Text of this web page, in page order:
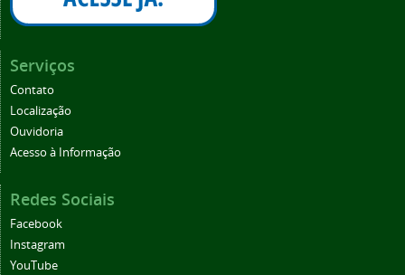
Serviços
Contato
Localização
Ouvidoria
Acesso à Informação
Redes Sociais
Facebook
Instagram
YouTube